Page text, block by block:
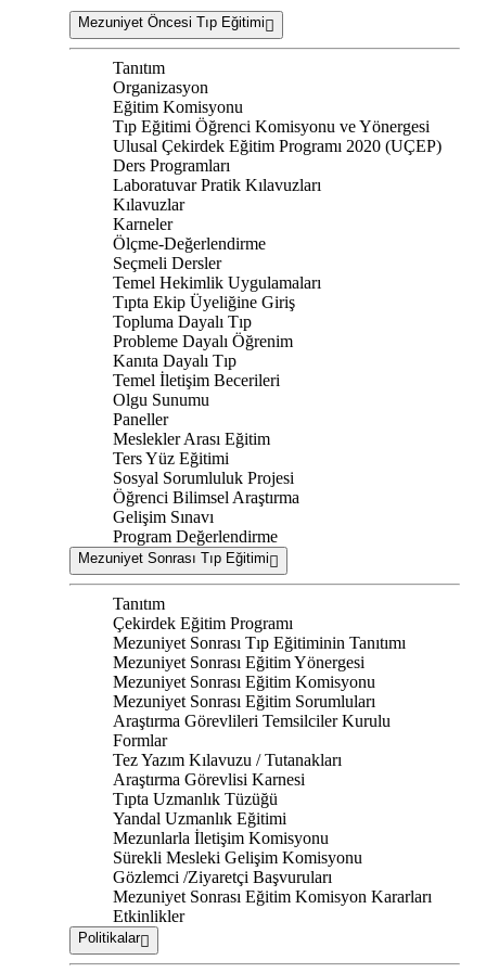
Mezuniyet Öncesi Tıp Eğitimi
Tanıtım
Organizasyon
Eğitim Komisyonu
Tıp Eğitimi Öğrenci Komisyonu ve Yönergesi
Ulusal Çekirdek Eğitim Programı 2020 (UÇEP)
Ders Programları
Laboratuvar Pratik Kılavuzları
Kılavuzlar
Karneler
Ölçme-Değerlendirme
Seçmeli Dersler
Temel Hekimlik Uygulamaları
Tıpta Ekip Üyeliğine Giriş
Topluma Dayalı Tıp
Probleme Dayalı Öğrenim
Kanıta Dayalı Tıp
Temel İletişim Becerileri
Olgu Sunumu
Paneller
Meslekler Arası Eğitim
Ters Yüz Eğitimi
Sosyal Sorumluluk Projesi
Öğrenci Bilimsel Araştırma
Gelişim Sınavı
Program Değerlendirme
Mezuniyet Sonrası Tıp Eğitimi
Tanıtım
Çekirdek Eğitim Programı
Mezuniyet Sonrası Tıp Eğitiminin Tanıtımı
Mezuniyet Sonrası Eğitim Yönergesi
Mezuniyet Sonrası Eğitim Komisyonu
Mezuniyet Sonrası Eğitim Sorumluları
Araştırma Görevlileri Temsilciler Kurulu
Formlar
Tez Yazım Kılavuzu / Tutanakları
Araştırma Görevlisi Karnesi
Tıpta Uzmanlık Tüzüğü
Yandal Uzmanlık Eğitimi
Mezunlarla İletişim Komisyonu
Sürekli Mesleki Gelişim Komisyonu
Gözlemci /Ziyaretçi Başvuruları
Mezuniyet Sonrası Eğitim Komisyon Kararları
Etkinlikler
Politikalar